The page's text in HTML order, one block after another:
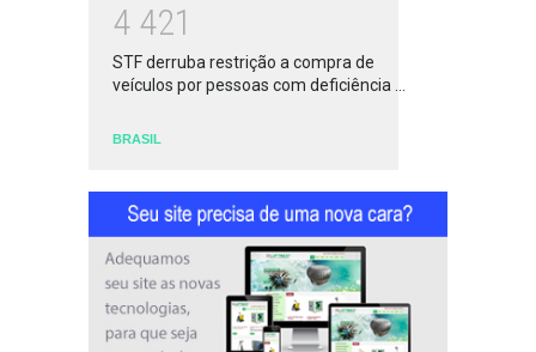
4 421
STF derruba restrição a compra de
veículos por pessoas com deficiência ...
BRASIL